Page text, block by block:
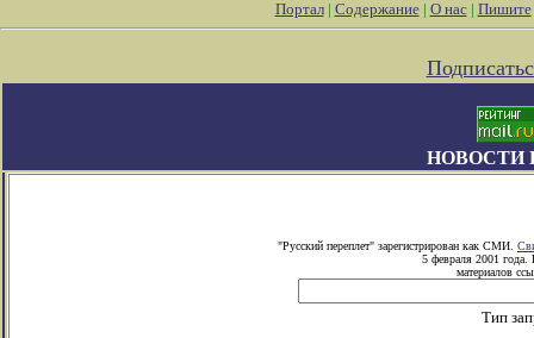
Портал| Содержание| О нас| Пишите
НОВОСТИ
"Русский переплет" зарегистрирован как СМИ.
5 февраля 2001 года.
материалов
Тип